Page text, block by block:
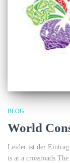
BLOG
World
Leider ist der
is at a crossroads